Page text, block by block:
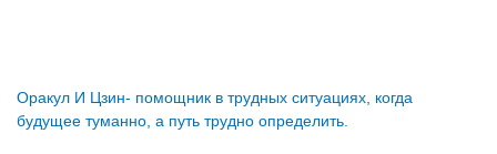
Оракул И Цзин- помощник в трудных ситуациях, когда
будущее туманно, а путь трудно определить.